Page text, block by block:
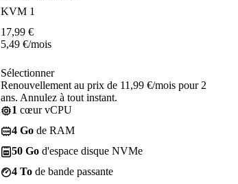
KVM 1
17,99 €
5,49 €/mois
Sélectionner
Renouvellement au prix de 11,99 €/mois pour 2
ans. Annulez à tout instant.
1 cœur vCPU
4 Go de RAM
50 Go d'espace disque NVMe
4 To de bande passante